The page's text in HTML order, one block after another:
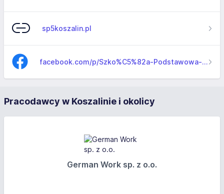
sp5koszalin.pl
facebook.com/p/Szko%C5%82a-Podstawowa-nr-5-im-Unicef-w-Koszalinie-100063741094696
Pracodawcy w Koszalinie i okolicy
German Work sp. z o.o.